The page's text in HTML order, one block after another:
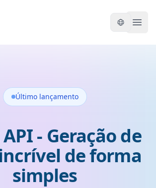
Último lançamento
- Geração de
de forma
simples